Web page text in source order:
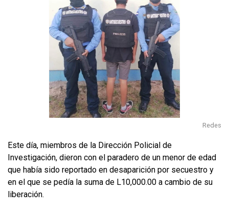
Redes
Este día, miembros de la Dirección Policial de
Investigación, dieron con el paradero de un menor de edad
que había sido reportado en desaparición por secuestro y
en el que se pedía la suma de L10,000.00 a cambio de su
liberación.